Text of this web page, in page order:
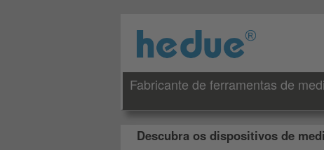
Fabricante de ferramentas de
Descubra os dispositivos de